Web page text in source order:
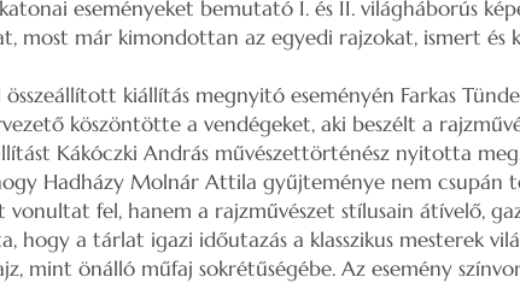
eseményeket bemutató I. és II. világháborús
most már kimondottan az egyedi rajzokat, ismert és
kiállítás megnyitó eseményén Farkas
köszöntötte a vendégeket, aki beszélt a
Kákóczki András művészettörténész nyitotta
Hadházy Molnár Attila gyűjteménye nem csupán
vonultat fel, hanem a rajzművészet stílusain átívelő,
hogy a tárlat igazi időutazás a klasszikus mesterek
mint önálló műfaj sokrétűségébe. Az esemény